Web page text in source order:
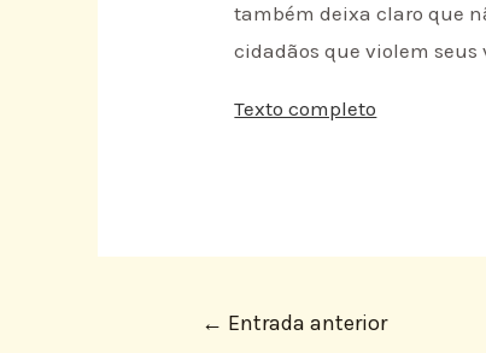
também deixa claro que
cidadãos que violem
Texto completo
← Entrada anterior